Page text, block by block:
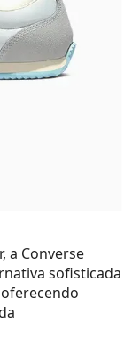
a Converse
sofisticada